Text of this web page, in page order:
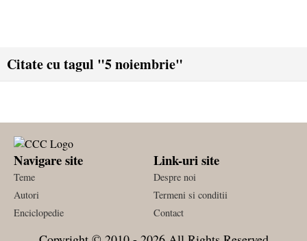
Citate cu tagul "5 noiembrie"
Navigare site
Teme
Autori
Enciclopedie
Link-uri site
Despre noi
Termeni si conditii
Contact